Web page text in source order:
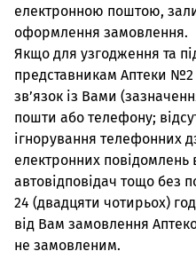
електронною поштою,
оформлення замовлення.
Якщо для узгодження та
представникам Аптеки №2
зв’язок із Вами
пошти або телефону;
ігнорування телефонних
електронних повідомлень
автовідповідач тощо без
24 (двадцяти чотирьох)
від Вам замовлення
не замовленим.